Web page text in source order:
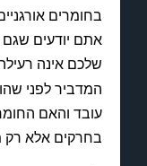
בחומרים
אתם יודעים שגם
שלכם אינה
המדביר לפני
עובד והאם
בחרקים אלא רק